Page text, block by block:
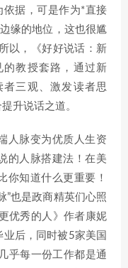
依据，可是作为*直接
缘的地位，这也很尴
以，《好好说话：新
教授套路，通过新
三观、激发读者思
升说话之道。
人脉变为优质人生资
的人脉搭建法！在美
你知道什么更重要！
”也是政商精英们心照
优秀的人》作者康妮
后，同时被5家美国
乎每一份工作都是通